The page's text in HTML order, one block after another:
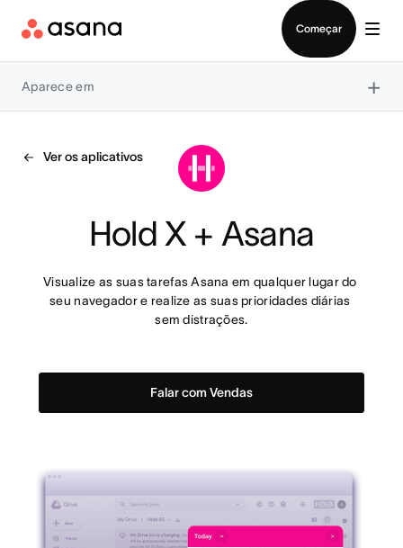
Começar
Aparece em ×
Ver os aplicativos
Hold X + Asana
Visualize as suas tarefas Asana em qualquer lugar do
seu navegador e realize as suas prioridades diárias
sem distrações.
Falar com Vendas